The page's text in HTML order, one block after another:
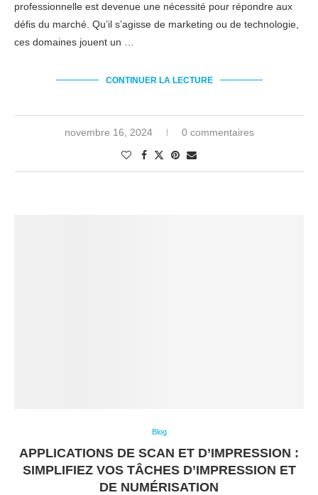
professionnelle est devenue une nécessité pour répondre aux
défis du marché. Qu’il s’agisse de marketing ou de technologie,
ces domaines jouent un …
CONTINUER LA LECTURE
novembre 16, 2024 0 commentaires
Blog
APPLICATIONS DE SCAN ET D’IMPRESSION :
SIMPLIFIEZ VOS TÂCHES D’IMPRESSION ET
DE NUMÉRISATION